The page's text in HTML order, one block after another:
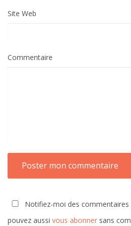
Site Web
Commentaire
Notifiez-moi des commentaires
pouvez aussi vous abonner sans